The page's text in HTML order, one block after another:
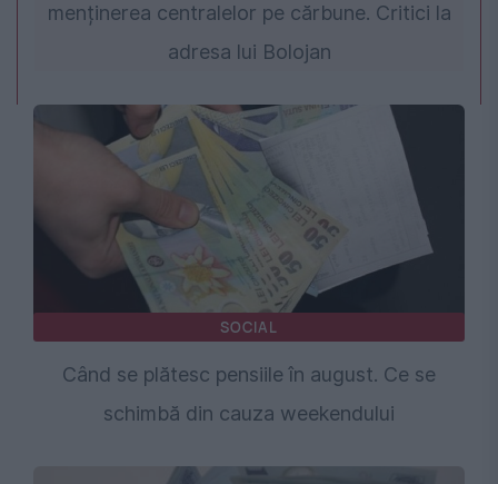
menținerea centralelor pe cărbune. Critici la
adresa lui Bolojan
SOCIAL
Când se plătesc pensiile în august. Ce se
schimbă din cauza weekendului